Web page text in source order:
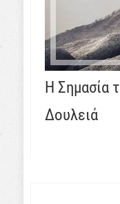
Η Σημασία
Δουλειά